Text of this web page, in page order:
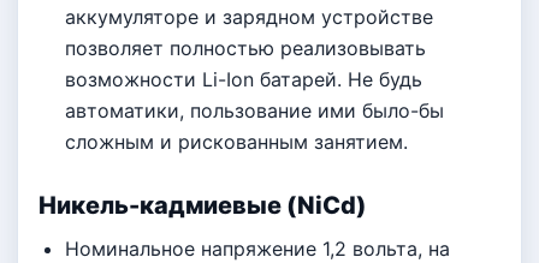
аккумуляторе и зарядном устройстве
позволяет полностью реализовывать
возможности Li-Ion батарей. Не будь
автоматики, пользование ими было-бы
сложным и рискованным занятием.
Hикель-кадмиевые (NiCd)
Номинальное напряжение 1,2 вольта, на